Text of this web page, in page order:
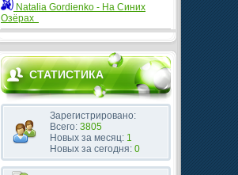
Natalia Gordienko - На Синих
Озёрах
СТАТИСТИКА
Зарегистрировано:
Всего: 3805
Новых за месяц: 1
Новых за сегодня: 0